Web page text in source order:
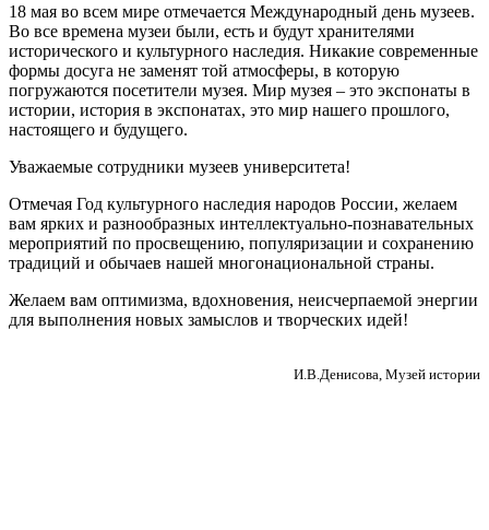
18 мая во всем мире отмечается Международный день музеев.
Во все времена музеи были, есть и будут хранителями
исторического и культурного наследия. Никакие современные
формы досуга не заменят той атмосферы, в которую
погружаются посетители музея. Мир музея – это экспонаты в
истории, история в экспонатах, это мир нашего прошлого,
настоящего и будущего.
Уважаемые сотрудники музеев университета!
Отмечая Год культурного наследия народов России, желаем
вам ярких и разнообразных интеллектуально-познавательных
мероприятий по просвещению, популяризации и сохранению
традиций и обычаев нашей многонациональной страны.
Желаем вам оптимизма, вдохновения, неисчерпаемой энергии
для выполнения новых замыслов и творческих идей!
И.В.Денисова, Музей истории